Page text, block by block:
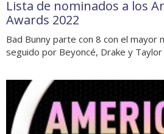
Lista de nominados a los
Awards 2022
Bad Bunny parte con 8 con el mayor
seguido por Beyoncé, Drake y